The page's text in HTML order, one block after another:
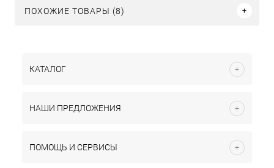
ПОХОЖИЕ ТОВАРЫ (8)
КАТАЛОГ
НАШИ ПРЕДЛОЖЕНИЯ
ПОМОЩЬ И СЕРВИСЫ